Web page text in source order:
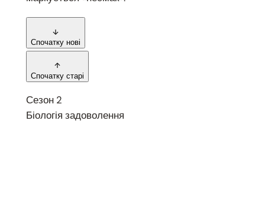
Спочатку нові
Спочатку старі
Сезон 2
Біологія задоволення